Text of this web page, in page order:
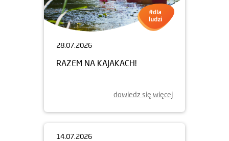
28.07.2026
RAZEM NA KAJAKACH!
dowiedz się więcej